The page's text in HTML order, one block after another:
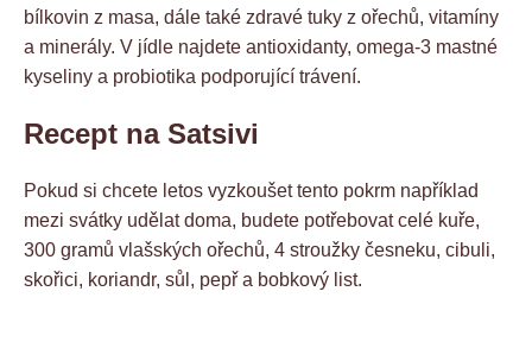
bílkovin z masa, dále také zdravé tuky z ořechů, vitamíny
a minerály. V jídle najdete antioxidanty, omega-3 mastné
kyseliny a probiotika podporující trávení.
Recept na Satsivi
Pokud si chcete letos vyzkoušet tento pokrm například
mezi svátky udělat doma, budete potřebovat celé kuře,
300 gramů vlašských ořechů, 4 stroužky česneku, cibuli,
skořici, koriandr, sůl, pepř a bobkový list.